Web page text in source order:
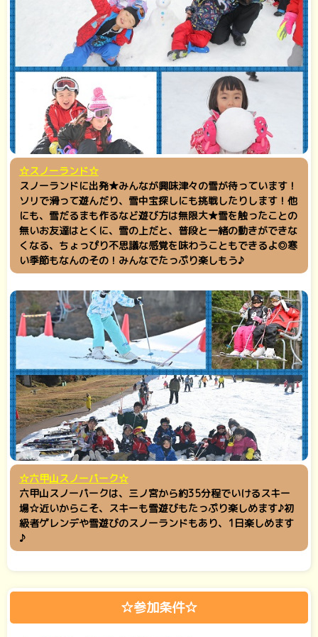
☆スノーランド☆
スノーランドに出発★みんなが興味津々の雪が待っています！
ソリで滑って遊んだり、雪中宝探しにも挑戦したりします！他
にも、雪だるまも作るなど遊び方は無限大★雪を触ったことの
無いお友達はとくに、雪の上だと、普段と一緒の動きができな
くなる、ちょっぴり不思議な感覚を味わうこともできるよ◎寒
い季節もなんのその！みんなでたっぷり楽しもう♪
☆六甲山スノーパーク☆
六甲山スノーパークは、三ノ宮から約35分程でいけるスキー
場☆近いからこそ、スキーも雪遊びもたっぷり楽しめます♪初
級者ゲレンデや雪遊びのスノーランドもあり、1日楽しめます
♪
☆参加条件☆